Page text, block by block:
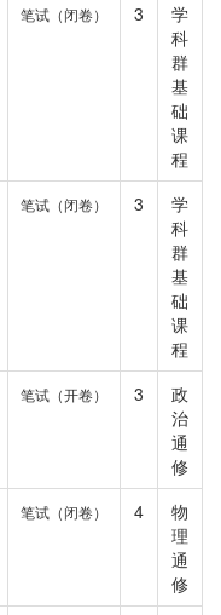
笔试（闭卷） 3
学
科
群
基
础
课
程
笔试（闭卷） 3
学
科
群
基
础
课
程
笔试（开卷） 3
政
治
通
修
笔试（闭卷） 4
物
理
通
修